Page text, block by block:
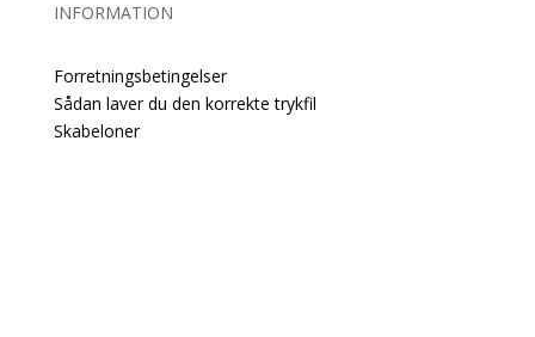
INFORMATION
Forretningsbetingelser
Sådan laver du den korrekte trykfil
Skabeloner